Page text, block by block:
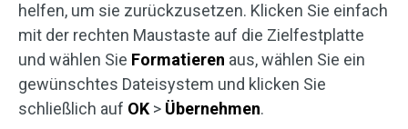
helfen, um sie zurückzusetzen. Klicken Sie einfach
mit der rechten Maustaste auf die Zielfestplatte
und wählen Sie Formatieren aus, wählen Sie ein
gewünschtes Dateisystem und klicken Sie
schließlich auf OK > Übernehmen.